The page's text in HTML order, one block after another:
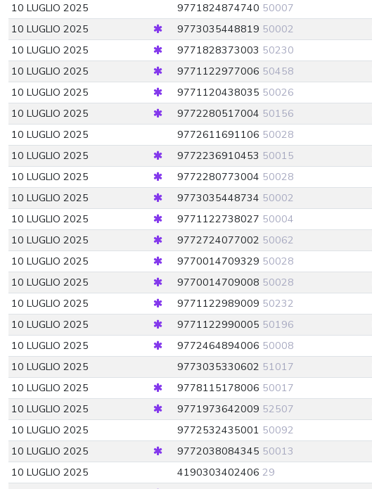
10 LUGLIO 2025
9771824874740 50007
10 LUGLIO 2025
9773035448819 50002
10 LUGLIO 2025
9771828373003 50230
10 LUGLIO 2025
9771122977006 50458
10 LUGLIO 2025
9771120438035 50026
10 LUGLIO 2025
9772280517004 50156
10 LUGLIO 2025
9772611691106 50028
10 LUGLIO 2025
9772236910453 50015
10 LUGLIO 2025
9772280773004 50028
10 LUGLIO 2025
9773035448734 50002
10 LUGLIO 2025
9771122738027 50004
10 LUGLIO 2025
9772724077002 50062
10 LUGLIO 2025
9770014709329 50028
10 LUGLIO 2025
9770014709008 50028
10 LUGLIO 2025
9771122989009 50232
10 LUGLIO 2025
9771122990005 50196
10 LUGLIO 2025
9772464894006 50008
10 LUGLIO 2025
9773035330602 51017
10 LUGLIO 2025
9778115178006 50017
10 LUGLIO 2025
9771973642009 52507
10 LUGLIO 2025
9772532435001 50092
10 LUGLIO 2025
9772038084345 50013
10 LUGLIO 2025
4190303402406 29